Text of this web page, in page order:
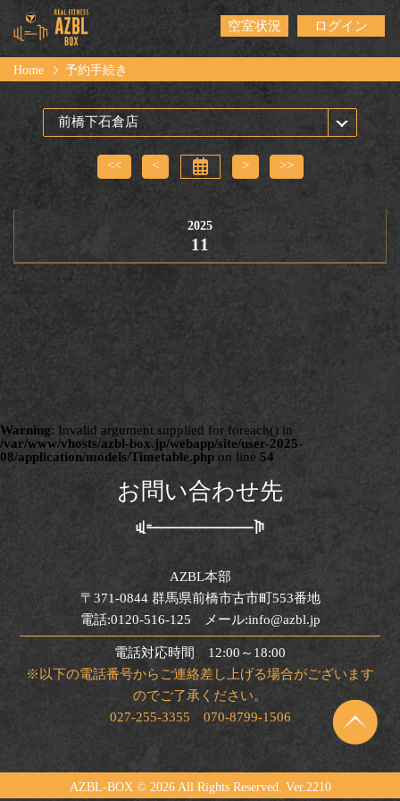
空室状況 ログイン
Home 予約手続き
<< < > >>
2025
11
Warning: Invalid argument supplied for foreach() in
/var/www/vhosts/azbl-box.jp/webapp/site/user-2025-
08/application/models/Timetable.php on line 54
お問い合わせ先
AZBL本部
〒371-0844 群馬県前橋市古市町553番地
電話:0120-516-125 メール:info@azbl.jp
電話対応時間 12:00～18:00
※以下の電話番号からご連絡差し上げる場合がございます
のでご了承ください。
027-255-3355 070-8799-1506
AZBL-BOX © 2026 All Rights Reserved. Ver.2210